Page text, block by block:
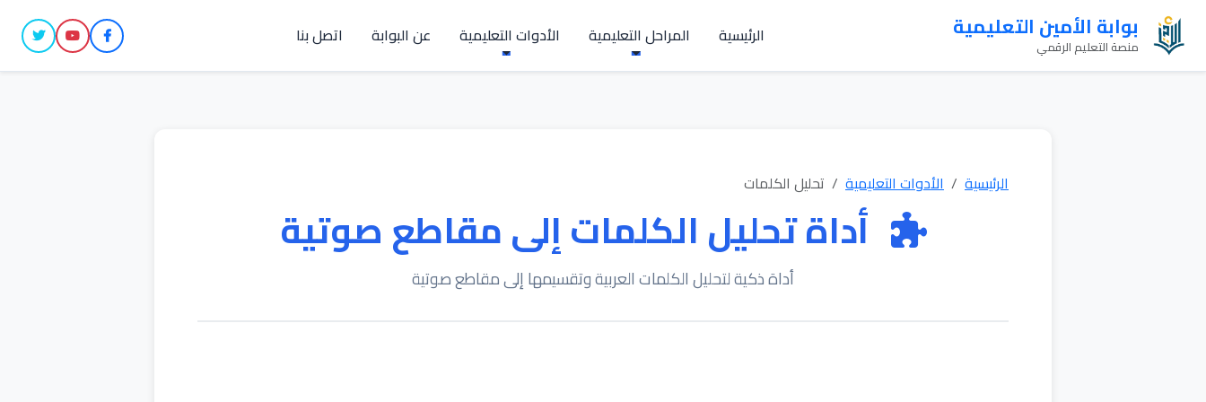
بوابة الأمين التعليمية
منصة التعليم الرقمي الرئيسية المراحل التعليمية الأدوات التعليمية عن البوابة اتصل بنا
الرئيسية الأدوات التعليمية تحليل الكلمات
أداة تحليل الكلمات إلى مقاطع صوتية
أداة ذكية لتحليل الكلمات العربية وتقسيمها إلى مقاطع صوتية